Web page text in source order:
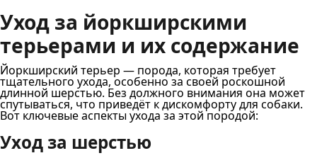
Уход за йоркширскими
терьерами и их содержание
Йоркширский терьер — порода, которая требует
тщательного ухода, особенно за своей роскошной
длинной шерстью. Без должного внимания она может
спутываться, что приведёт к дискомфорту для собаки.
Вот ключевые аспекты ухода за этой породой:
Уход за шерстью